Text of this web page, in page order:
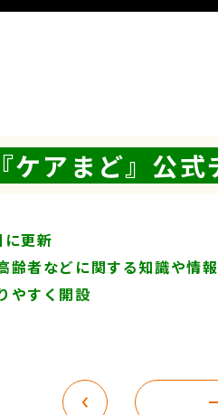
アまど』公式
更新
齢者などに関する知識や情
やすく開設